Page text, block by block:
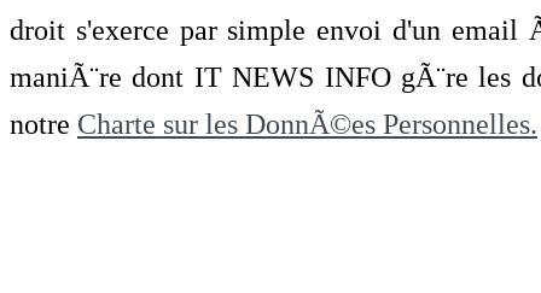
droit s'exerce par simple envoi d'un
maniÃ¨re dont IT NEWS INFO gÃ¨re les
notre Charte sur les DonnÃ©es Personnelles.